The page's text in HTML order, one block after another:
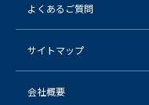
よくあるご質問
サイトマップ
会社概要